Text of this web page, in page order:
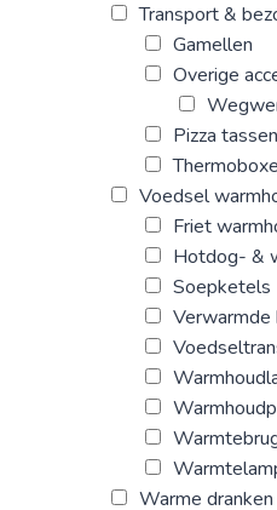
Transport &
Gamellen
Overige
Pizza tassen
Voedsel
Friet
Hotdog- &
Soepketels
Warme dranken